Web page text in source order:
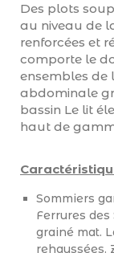
Des plots
au niveau de
renforcées et
comporte le
ensembles de
abdominale
bassin Le lit
haut de
Sommiers
Ferrures
grainé mat.
rehaussées.